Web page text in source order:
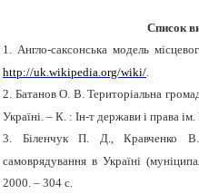
Список
1. Англо-саксонська модель
http://uk.wikipedia.org/wiki/.
2. Батанов О. В. Територіальна
Україні. – К. : Ін-т держави і права
3.
Біленчук П. Д., Кравченко
самоврядування в Україні
2000. – 304 с.